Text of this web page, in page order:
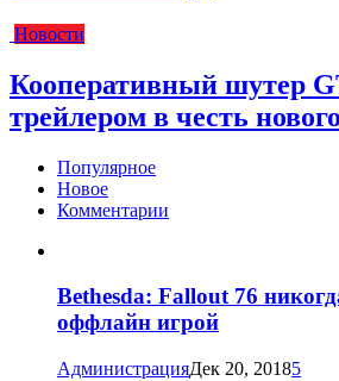
Новости
Кооперативный шутер
трейлером в честь
Популярное
Новое
Комментарии
Bethesda: Fallout 76
оффлайн игрой
АдминистрацияДек 20, 20185